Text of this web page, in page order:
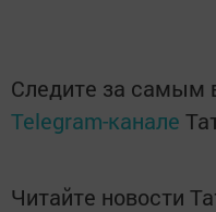
Следите за самым
Telegram-канале
Читайте новости